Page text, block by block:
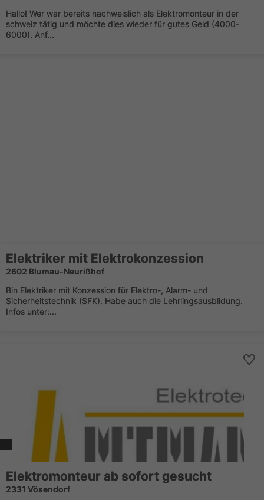
Hallo! Wer war bereits nachweislich als Elektromonteur in der
schweiz tätig und möchte dies wieder für gutes Geld (4000-
6000). Anf...
Elektriker mit Elektrokonzession
2602 Blumau-Neurißhof
Bin Elektriker mit Konzession für Elektro-, Alarm- und
Sicherheitstechnik (SFK). Habe auch die Lehrlingsausbildung.
Infos unter:...
Elektromonteur ab sofort gesucht
2331 Vösendorf